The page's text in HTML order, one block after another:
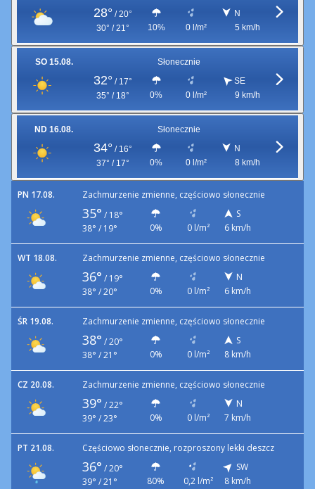
28° / 20°
30° / 21°
10% 0 l/m²
N
5 km/h
SO 15.08. Słonecznie
32° / 17°
35° / 18°
0% 0 l/m²
SE
9 km/h
ND 16.08. Słonecznie
34° / 16°
37° / 17°
0% 0 l/m²
N
8 km/h
PN 17.08. Zachmurzenie zmienne, częściowo słonecznie
35° / 18°
38° / 19°
0% 0 l/m²
S
6 km/h
WT 18.08. Zachmurzenie zmienne, częściowo słonecznie
36° / 19°
38° / 20°
0% 0 l/m²
N
6 km/h
ŚR 19.08. Zachmurzenie zmienne, częściowo słonecznie
38° / 20°
38° / 21°
0% 0 l/m²
S
8 km/h
CZ 20.08. Zachmurzenie zmienne, częściowo słonecznie
39° / 22°
39° / 23°
0% 0 l/m²
N
7 km/h
PT 21.08. Częściowo słonecznie, rozproszony lekki deszcz
36° / 20°
39° / 21°
80% 0,2 l/m²
SW
8 km/h